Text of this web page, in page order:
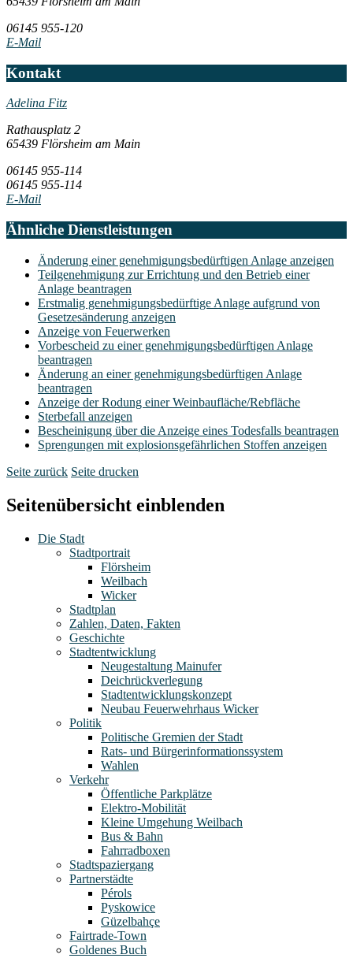
06145 955-120
E-Mail
Kontakt
Adelina Fitz
Rathausplatz 2
65439 Flörsheim am Main
06145 955-114
06145 955-114
E-Mail
Ähnliche Dienstleistungen
Änderung einer genehmigungsbedürftigen Anlage anzeigen
Teilgenehmigung zur Errichtung und den Betrieb einer
Anlage beantragen
Erstmalig genehmigungsbedürftige Anlage aufgrund von
Gesetzesänderung anzeigen
Anzeige von Feuerwerken
Vorbescheid zu einer genehmigungsbedürftigen Anlage
beantragen
Änderung an einer genehmigungsbedürftigen Anlage
beantragen
Anzeige der Rodung einer Weinbaufläche/Rebfläche
Sterbefall anzeigen
Bescheinigung über die Anzeige eines Todesfalls beantragen
Sprengungen mit explosionsgefährlichen Stoffen anzeigen
Seite zurück Seite drucken
Seitenübersicht einblenden
Die Stadt
Stadtportrait
Flörsheim
Weilbach
Wicker
Stadtplan
Zahlen, Daten, Fakten
Geschichte
Stadtentwicklung
Neugestaltung Mainufer
Deichrückverlegung
Stadtentwicklungskonzept
Neubau Feuerwehrhaus Wicker
Politik
Politische Gremien der Stadt
Rats- und Bürgerinformationssystem
Wahlen
Verkehr
Öffentliche Parkplätze
Elektro-Mobilität
Kleine Umgehung Weilbach
Bus & Bahn
Fahrradboxen
Stadtspaziergang
Partnerstädte
Pérols
Pyskowice
Güzelbahçe
Fairtrade-Town
Goldenes Buch